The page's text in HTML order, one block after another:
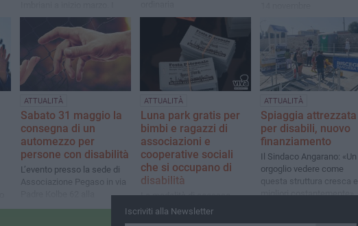
carabinieri hanno arrestato
un 46enne originario di
Acireale
ATTUALITÀ
Sabato 31 maggio la
consegna di un
automezzo per
persone con disabilità
L’evento presso la sede di
Associazione Pegaso in via
presenza del Sindaco di
ATTUALITÀ
Luna park gratis per
bimbi e ragazzi di
associazioni e
cooperative sociali
che si occupano di
disabilità
Le modalità di accesso
sono state concordate con
ATTUALITÀ
Spiaggia attrezzata
per disabili, nuovo
finanziamento
Il Sindaco Angarano: «Un
orgoglio vedere come
questa struttura cresca e
migliori costantemente»
Iscriviti alla Newsletter